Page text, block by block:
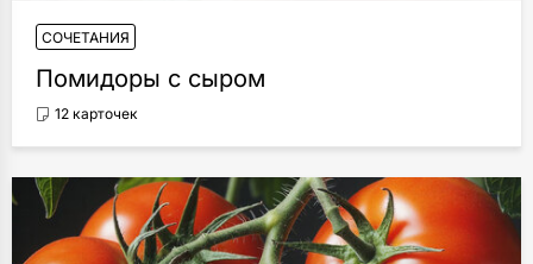
СОЧЕТАНИЯ
Помидоры с сыром
12 карточек